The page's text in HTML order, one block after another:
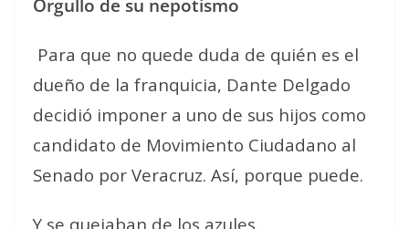
Orgullo de su nepotismo
Para que no quede duda de quién es el
dueño de la franquicia, Dante Delgado
decidió imponer a uno de sus hijos como
candidato de Movimiento Ciudadano al
Senado por Veracruz. Así, porque puede.
Y se quejaban de los azules.